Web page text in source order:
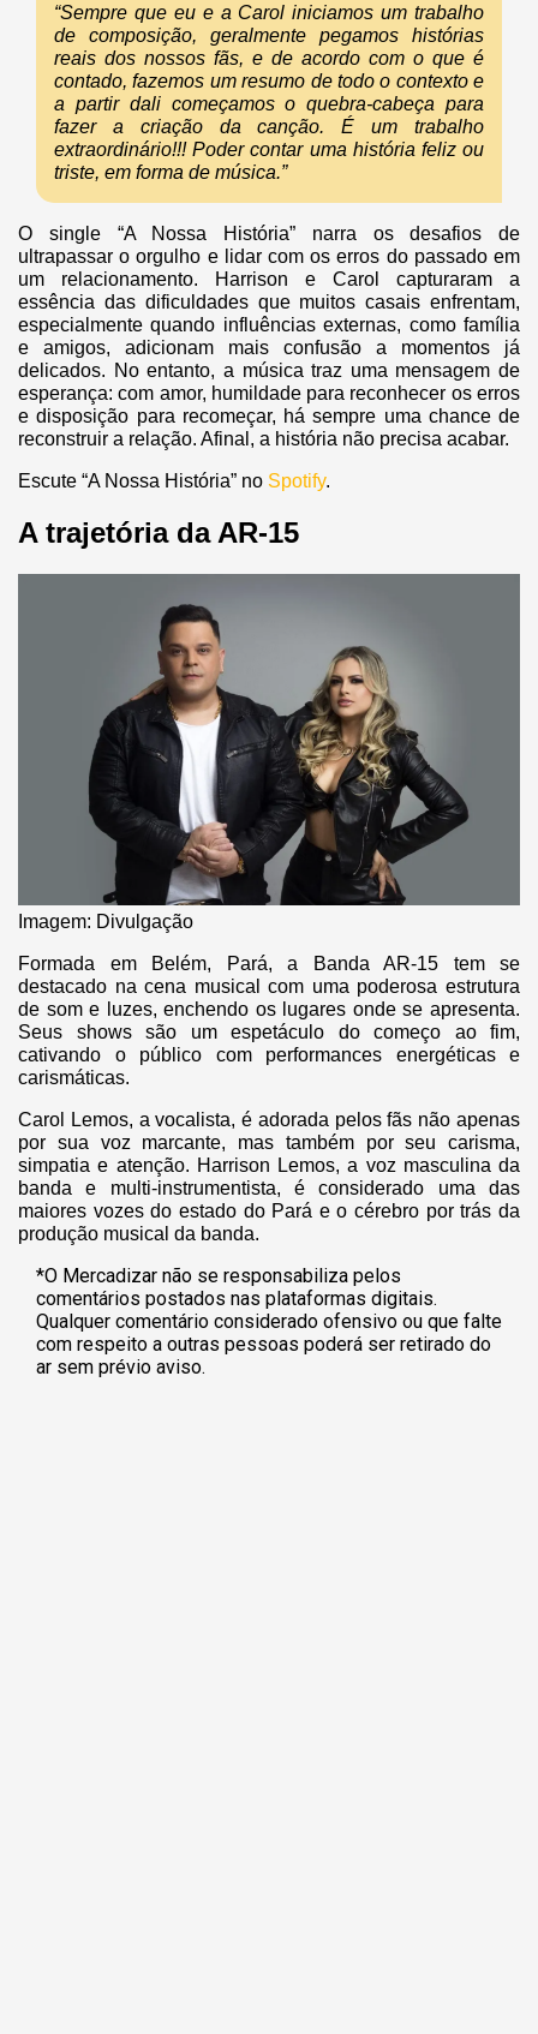
“Sempre que eu e a Carol iniciamos um trabalho
de composição, geralmente pegamos histórias
reais dos nossos fãs, e de acordo com o que é
contado, fazemos um resumo de todo o contexto e
a partir dali começamos o quebra-cabeça para
fazer a criação da canção. É um trabalho
extraordinário!!! Poder contar uma história feliz ou
triste, em forma de música.”
O single “A Nossa História” narra os desafios de
ultrapassar o orgulho e lidar com os erros do passado em
um relacionamento. Harrison e Carol capturaram a
essência das dificuldades que muitos casais enfrentam,
especialmente quando influências externas, como família
e amigos, adicionam mais confusão a momentos já
delicados. No entanto, a música traz uma mensagem de
esperança: com amor, humildade para reconhecer os erros
e disposição para recomeçar, há sempre uma chance de
reconstruir a relação. Afinal, a história não precisa acabar.
Escute “A Nossa História” no Spotify.
A trajetória da AR-15
Imagem: Divulgação
Formada em Belém, Pará, a Banda AR-15 tem se
destacado na cena musical com uma poderosa estrutura
de som e luzes, enchendo os lugares onde se apresenta.
Seus shows são um espetáculo do começo ao fim,
cativando o público com performances energéticas e
carismáticas.
Carol Lemos, a vocalista, é adorada pelos fãs não apenas
por sua voz marcante, mas também por seu carisma,
simpatia e atenção. Harrison Lemos, a voz masculina da
banda e multi-instrumentista, é considerado uma das
maiores vozes do estado do Pará e o cérebro por trás da
produção musical da banda.
*O Mercadizar não se responsabiliza pelos
comentários postados nas plataformas digitais.
Qualquer comentário considerado ofensivo ou que falte
com respeito a outras pessoas poderá ser retirado do
ar sem prévio aviso.